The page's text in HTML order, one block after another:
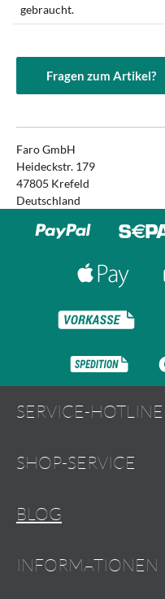
gebraucht.
Fragen zum Artikel?
Faro GmbH
Heideckstr. 179
47805 Krefeld
Deutschland
SERVICE-HOTLINE
SHOP-SERVICE
BLOG
INFORMATIONEN